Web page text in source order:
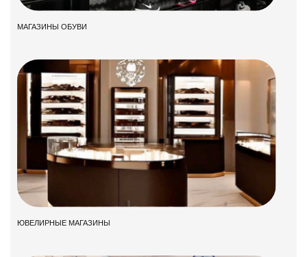
МАГАЗИНЫ ОБУВИ
ЮВЕЛИРНЫЕ МАГАЗИНЫ